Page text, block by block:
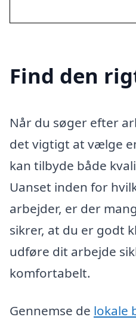
Find den
Når du søger efter
det vigtigt at vælge
kan tilbyde både
Uanset inden for
arbejder, er der
sikrer, at du er godt
udføre dit arbejde
komfortabelt.
Gennemse de lokale